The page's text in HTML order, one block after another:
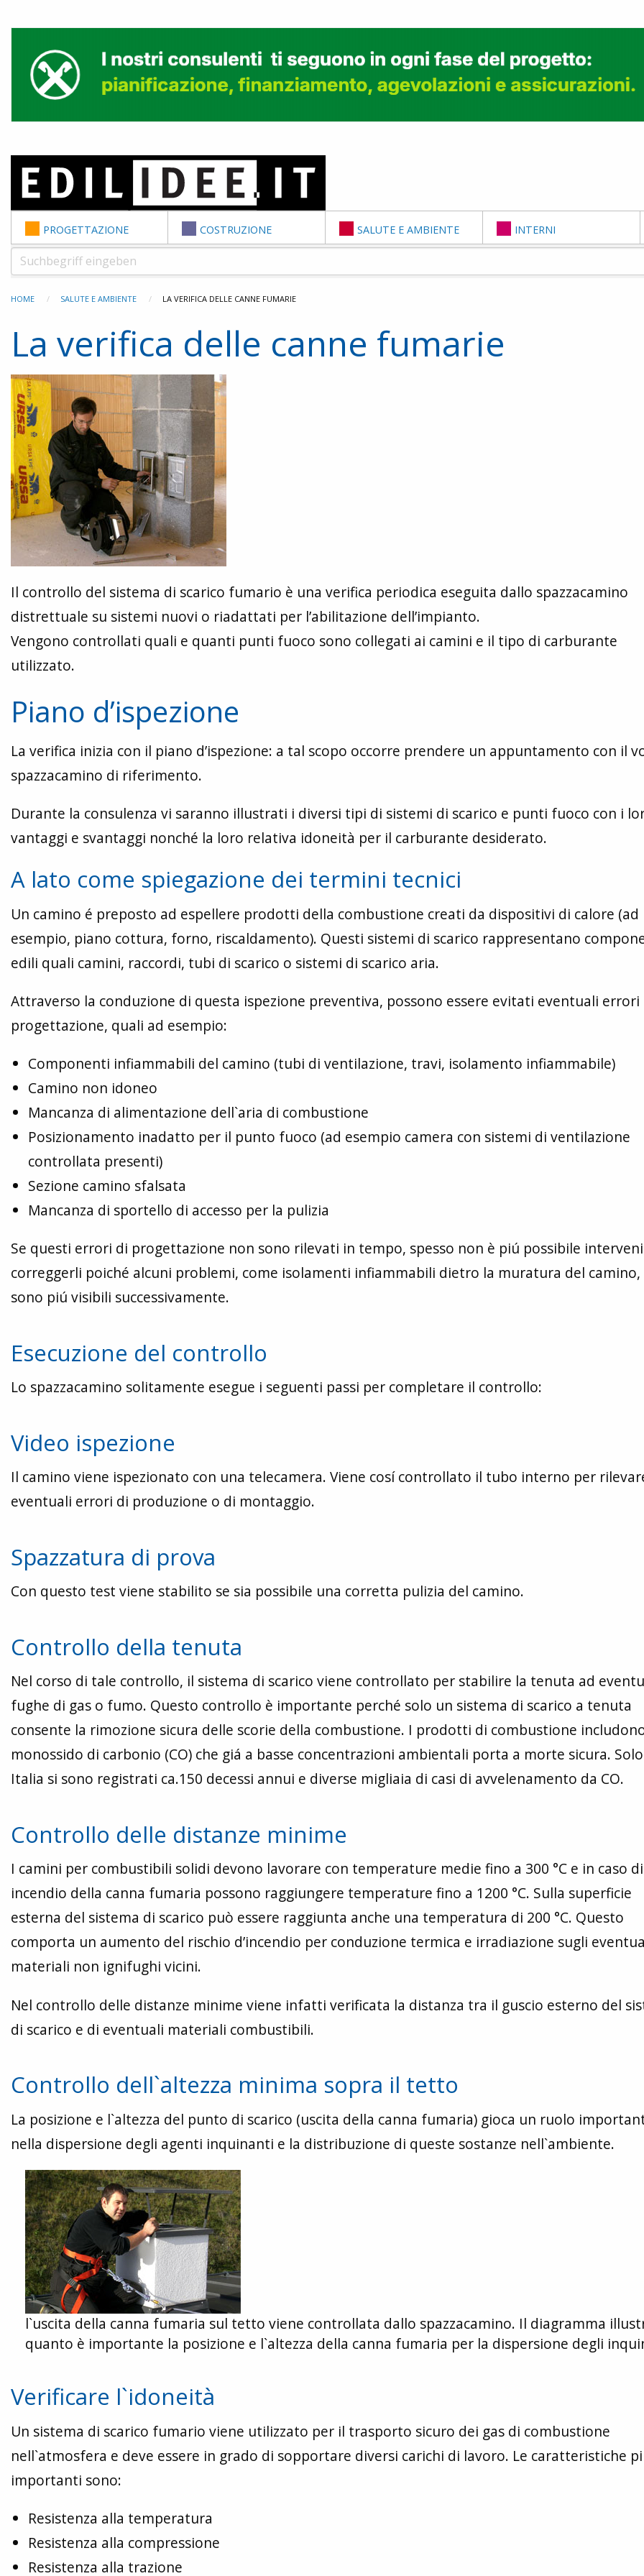
PROGETTAZIONE COSTRUZIONE SALUTE E AMBIENTE INTERNI
HOME SALUTE E AMBIENTE LA VERIFICA DELLE CANNE FUMARIE
La verifica delle canne fumarie
Il controllo del sistema di scarico fumario è una verifica periodica eseguita dallo spazzacamino
distrettuale su sistemi nuovi o riadattati per l’abilitazione dell’impianto.
Vengono controllati quali e quanti punti fuoco sono collegati ai camini e il tipo di carburante
utilizzato.
Piano d’ispezione
La verifica inizia con il piano d’ispezione: a tal scopo occorre prendere un appuntamento con il
spazzacamino di riferimento.
Durante la consulenza vi saranno illustrati i diversi tipi di sistemi di scarico e punti fuoco con i
vantaggi e svantaggi nonché la loro relativa idoneità per il carburante desiderato.
A lato come spiegazione dei termini tecnici
Un camino é preposto ad espellere prodotti della combustione creati da dispositivi di calore (ad
esempio, piano cottura, forno, riscaldamento). Questi sistemi di scarico rappresentano
edili quali camini, raccordi, tubi di scarico o sistemi di scarico aria.
Attraverso la conduzione di questa ispezione preventiva, possono essere evitati eventuali errori
progettazione, quali ad esempio:
Componenti infiammabili del camino (tubi di ventilazione, travi, isolamento infiammabile)
Camino non idoneo
Mancanza di alimentazione dell`aria di combustione
Posizionamento inadatto per il punto fuoco (ad esempio camera con sistemi di ventilazione
controllata presenti)
Sezione camino sfalsata
Mancanza di sportello di accesso per la pulizia
Se questi errori di progettazione non sono rilevati in tempo, spesso non è piú possibile
correggerli poiché alcuni problemi, come isolamenti infiammabili dietro la muratura del
sono piú visibili successivamente.
Esecuzione del controllo
Lo spazzacamino solitamente esegue i seguenti passi per completare il controllo:
Video ispezione
Il camino viene ispezionato con una telecamera. Viene cosí controllato il tubo interno per
eventuali errori di produzione o di montaggio.
Spazzatura di prova
Con questo test viene stabilito se sia possibile una corretta pulizia del camino.
Controllo della tenuta
Nel corso di tale controllo, il sistema di scarico viene controllato per stabilire la tenuta ad
fughe di gas o fumo. Questo controllo è importante perché solo un sistema di scarico a tenuta
consente la rimozione sicura delle scorie della combustione. I prodotti di combustione
monossido di carbonio (CO) che giá a basse concentrazioni ambientali porta a morte sicura.
Italia si sono registrati ca.150 decessi annui e diverse migliaia di casi di avvelenamento da CO.
Controllo delle distanze minime
I camini per combustibili solidi devono lavorare con temperature medie fino a 300 °C e in caso di
incendio della canna fumaria possono raggiungere temperature fino a 1200 °C. Sulla superficie
esterna del sistema di scarico può essere raggiunta anche una temperatura di 200 °C. Questo
comporta un aumento del rischio d’incendio per conduzione termica e irradiazione sugli
materiali non ignifughi vicini.
Nel controllo delle distanze minime viene infatti verificata la distanza tra il guscio esterno del
di scarico e di eventuali materiali combustibili.
Controllo dell`altezza minima sopra il tetto
La posizione e l`altezza del punto di scarico (uscita della canna fumaria) gioca un ruolo
nella dispersione degli agenti inquinanti e la distribuzione di queste sostanze nell`ambiente.
l`uscita della canna fumaria sul tetto viene controllata dallo spazzacamino. Il diagramma
quanto è importante la posizione e l`altezza della canna fumaria per la dispersione degli
Verificare l`idoneità
Un sistema di scarico fumario viene utilizzato per il trasporto sicuro dei gas di combustione
nell`atmosfera e deve essere in grado di sopportare diversi carichi di lavoro. Le caratteristiche
importanti sono:
Resistenza alla temperatura
Resistenza alla compressione
Resistenza alla trazione